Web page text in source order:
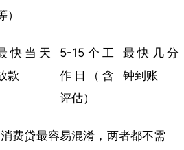
）
快当天
款
5-15个工
作日（含
评估）
最快几分
钟到账
费贷最容易混淆，两者都不需